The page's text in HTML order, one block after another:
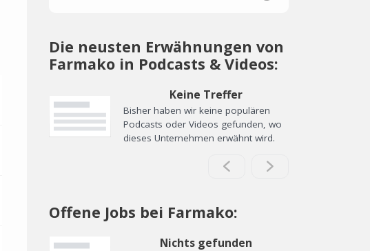
Die neusten Erwähnungen von
Farmako in Podcasts & Videos:
Keine Treffer
Bisher haben wir keine populären
Podcasts oder Videos gefunden, wo
dieses Unternehmen erwähnt wird.
Offene Jobs bei Farmako:
Nichts gefunden